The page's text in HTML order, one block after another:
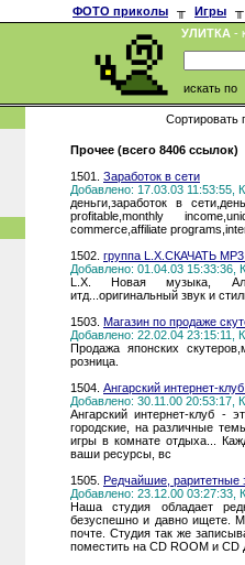
ФОТО приколы ╥ Игры
╥
УЛИТКА -
искать по
Сортировать
Прочее (всего 8406 ссылок)
1501. Заработок в сети
Добавлено: 17.03.03 11:53:55,
деньги,заработок в
profitable,monthly
commerce,affiliate
1502. группа L.X.СКАЧАТЬ
Добавлено: 01.04.03 15:33:36,
L.X. Новая музыка,
итд...оригинальный звук и
1503. Магазин по продаже
Добавлено: 22.02.04 23:15:11,
Продажа японских
розница.
1504. Ангарский интернет-
Добавлено: 30.11.00 20:53:17,
Ангарский интернет-клуб -
городские, на различные
игры в комнате отдыха...
ваши ресурсы, вс
1505. Редчайшие, раритетные
Добавлено: 23.12.00 03:27:33,
Наша студия обладает
безуспешно и давно ищете.
почте. Студия так же
поместить на CD ROOM и